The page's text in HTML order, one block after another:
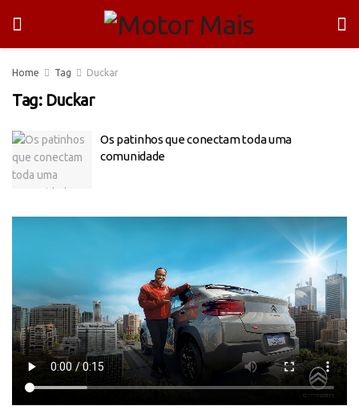
Home Tag Duckar
Tag: Duckar
Os patinhos que conectam toda uma
comunidade